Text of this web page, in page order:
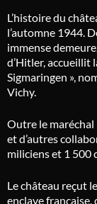
L’histoire du
l’automne 1944.
immense
d’Hitler, accueillit
Sigmaringen »,
Vichy.
Outre le
et d’autres
miliciens et 1 500
Le château reçut
enclave